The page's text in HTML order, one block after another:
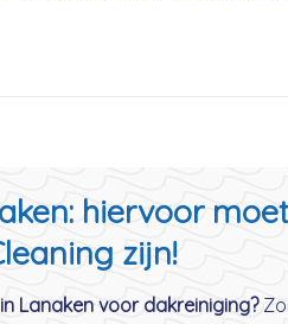
hiervoor
zijn!
Lanaken voor dakreiniging?